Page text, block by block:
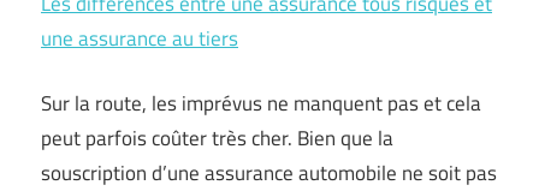
une assurance au tiers
Sur la route, les imprévus ne manquent pas et cela
peut parfois coûter très cher. Bien que la
souscription d’une assurance automobile ne soit pas